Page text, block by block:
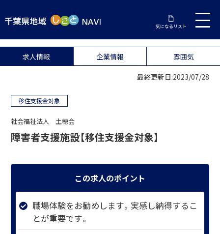
気になるリスト
求人情報 企業情報 雰囲気
最終更新日:2023/07/28
移住支援金対象
社会福祉法人 土穂会
障害者支援施設【移住支援金対象】
この求人のポイント
職場体験をお勧めします。実感し納得するこ
とが重要です。